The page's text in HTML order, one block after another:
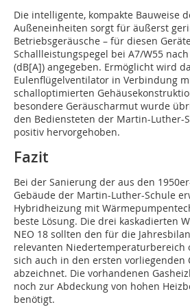
Die intelligente, kompakte Bauweise
Außeneinheiten sorgt für äußerst
Betriebsgeräusche – für diesen
Schallleistungspegel bei A7/W55 nach
(dB[A]) angegeben. Ermöglicht wird
Eulenflügelventilator in Verbindung
schalloptimierten
besondere Geräuscharmut wurde
den Bediensteten der Martin-Luther-
positiv hervorgehoben.
Fazit
Bei der Sanierung der aus den
Gebäude der Martin-Luther-Schule
Hybridheizung mit
beste Lösung. Die drei kaskadierten
NEO 18 sollten den für die
relevanten Niedertemperaturbereich
sich auch in den ersten vorliegenden
abzeichnet. Die vorhandenen
noch zur Abdeckung von hohen
benötigt.